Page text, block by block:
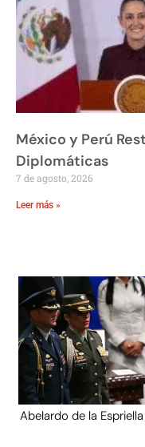
México y Perú
Diplomáticas
7 de agosto, 2026
Leer más »
Abelardo de la